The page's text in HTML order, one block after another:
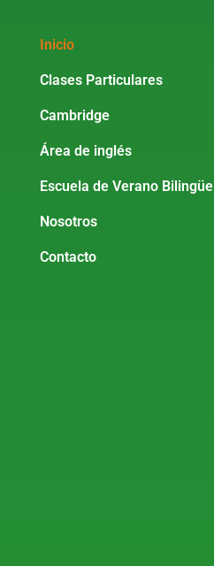
Inicio
Clases Particulares
Cambridge
Área de inglés
Escuela de Verano Bilingüe
Nosotros
Contacto